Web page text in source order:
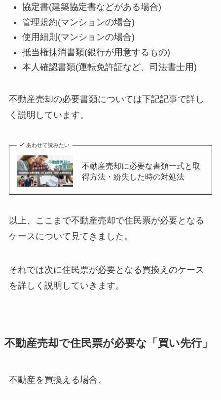
協定書(建築協定書などがある場合)
管理規約(マンションの場合)
使用細則(マンションの場合)
抵当権抹消書類(銀行が用意するもの)
本人確認書類(運転免許証など、司法書士用)
不動産売却の必要書類については下記記事で詳し
く説明しています。
あわせて読みたい
不動産売却に必要な書類一式と取
得方法・紛失した時の対処法
以上、ここまで不動産売却で住民票が必要となる
ケースについて見てきました。
それでは次に住民票が必要となる買換えのケース
を詳しく説明していきます。
不動産売却で住民票が必要な「買い先行」
不動産を買換える場合、